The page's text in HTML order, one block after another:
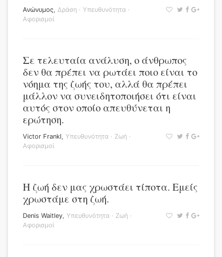
Ανώνυμος, Δράση · Υπευθυνότητα ·
Αφορισμοί
Σε τελευταία ανάλυση, ο άνθρωπος
δεν θα πρέπει να ρωτάει ποιο είναι το
νόημα της ζωής του, αλλά θα πρέπει
μάλλον να συνειδητοποιήσει ότι είναι
αυτός στον οποίο απευθύνεται η
ερώτηση.
Victor Frankl, Υπευθυνότητα · Ζωή ·
Αφορισμοί
Η ζωή δεν μας χρωστάει τίποτα. Εμείς
χρωστάμε στη ζωή.
Denis Waitley, Υπευθυνότητα · Ζωή ·
Αφορισμοί